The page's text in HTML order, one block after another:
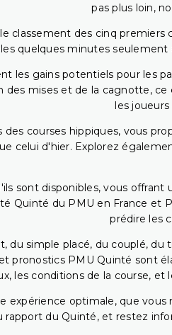
pas plus loin,
classement des cinq
quelques minutes
les gains potentiels pour les
des mises et de la cagnotte,
les
des courses hippiques, vous
celui d'hier. Explorez
sont disponibles, vous
Quinté du PMU en France et
prédire les
du simple placé, du couplé,
pronostics PMU Quinté sont
les conditions de la course,
expérience optimale, que
rapport du Quinté, et restez